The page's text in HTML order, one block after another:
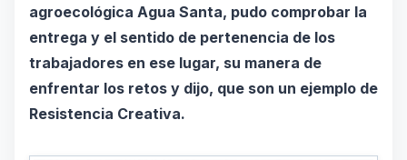
agroecológica Agua Santa, pudo comprobar la
entrega y el sentido de pertenencia de los
trabajadores en ese lugar, su manera de
enfrentar los retos y dijo, que son un ejemplo de
Resistencia Creativa.